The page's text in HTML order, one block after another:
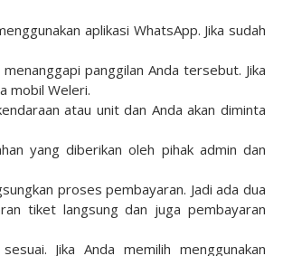
aplikasi WhatsApp. Jika sudah
panggilan Anda tersebut. Jika
mobil Weleri.
atau unit dan Anda akan diminta
yang diberikan oleh pihak admin dan
proses pembayaran. Jadi ada dua
tiket langsung dan juga pembayaran
Jika Anda memilih menggunakan